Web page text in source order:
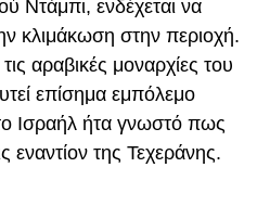
Ντάμπι, ενδέχεται να
κλιμάκωση στην περιοχή.
αραβικές μοναρχίες του
επίσημα εμπόλεμο
Ισραήλ ήτα γνωστό πως
εναντίον της Τεχεράνης.